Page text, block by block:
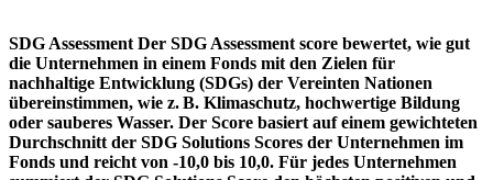
SDG Assessment Der SDG Assessment score bewertet, wie gut
die Unternehmen in einem Fonds mit den Zielen für
nachhaltige Entwicklung (SDGs) der Vereinten Nationen
übereinstimmen, wie z. B. Klimaschutz, hochwertige Bildung
oder sauberes Wasser. Der Score basiert auf einem gewichteten
Durchschnitt der SDG Solutions Scores der Unternehmen im
Fonds und reicht von -10,0 bis 10,0. Für jedes Unternehmen